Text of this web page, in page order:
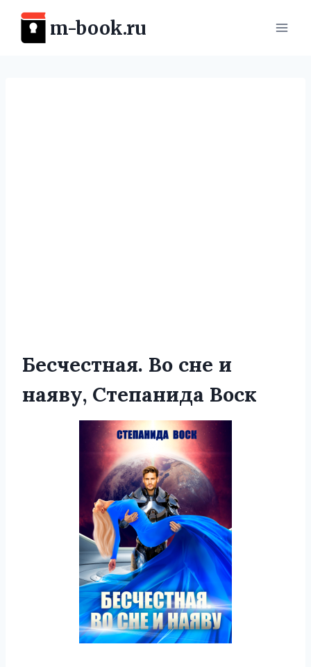
Перейти
содержимому
m-book.ru
Бесчестная. Во сне и
наяву, Степанида Воск